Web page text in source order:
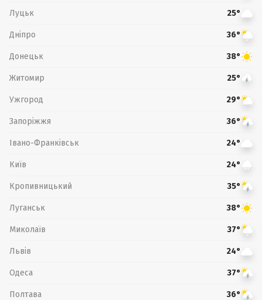
Луцьк 25°
Дніпро 36°
Донецьк 38°
Житомир 25°
Ужгород 29°
Запоріжжя 36°
Івано-Франківськ 24°
Київ 24°
Кропивницький 35°
Луганськ 38°
Миколаїв 37°
Львів 24°
Одеса 37°
Полтава 36°